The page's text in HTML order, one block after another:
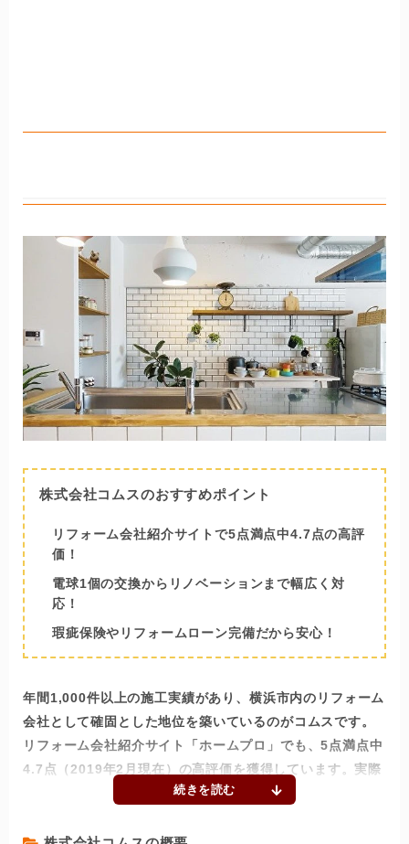
株式会社コムスのおすすめポイント
リフォーム会社紹介サイトで5点満点中4.7点の高評
価！
電球1個の交換からリノベーションまで幅広く対
応！
瑕疵保険やリフォームローン完備だから安心！
年間1,000件以上の施工実績があり、横浜市内のリフォーム
会社として確固とした地位を築いているのがコムスです。
リフォーム会社紹介サイト「ホームプロ」でも、5点満点中
4.7点（2019年2月現在）の高評価を獲得しています。実際
に同社に施工を依頼した方から、ホームプロの高い評価に